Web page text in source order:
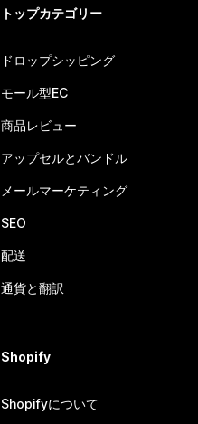
トップカテゴリー
ドロップシッピング
モール型EC
商品レビュー
アップセルとバンドル
メールマーケティング
SEO
配送
通貨と翻訳
Shopify
Shopifyについて